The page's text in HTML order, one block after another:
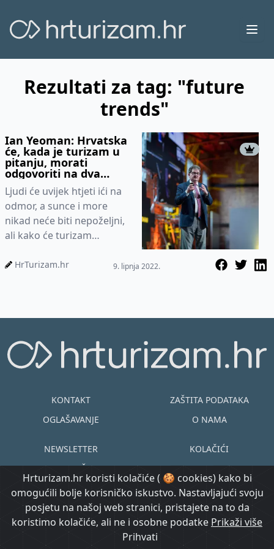
Rezultati za tag: "future
trends"
Ian Yeoman: Hrvatska
će, kada je turizam u
pitanju, morati
odgovoriti na dva
najvažnija izazova
Ljudi će uvijek htjeti ići na
odmor, a sunce i more
nikad neće biti nepoželjni,
ali kako će turizam
godina? Tko će biti turisti...
HrTurizam.hr 9. lipnja 2022.
Hrturizam.hr koristi kolačiće ( 🍪 cookies) kako bi
omogućili bolje korisničko iskustvo. Nastavljajući svoju
posjetu na našoj web stranici, pristajete na to da
koristimo kolačiće, ali ne i osobne podatke Prikaži više
Prihvati
KONTAKT
OGLAŠAVANJE
ZAŠTITA PODATAKA
O NAMA
NEWSLETTER
UVJETI KORIŠTENJA
KOLAČIĆI
EN HR
© Copyright
2015.-2026.
@ Created by
Morgan Code
Prijavi se